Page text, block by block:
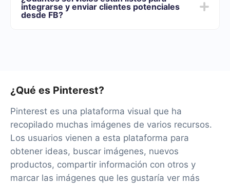
necesidades. Además, tienes la oportunidad de probar
el servicio de forma gratuita durante 14 días.
integrarse y enviar clientes potenciales
desde FB?
¿Qué es Pinterest?
Pinterest es una plataforma visual que ha
recopilado muchas imágenes de varios recursos.
Los usuarios vienen a esta plataforma para
obtener ideas, buscar imágenes, nuevos
productos, compartir información con otros y
marcar las imágenes que les gustaría ver más